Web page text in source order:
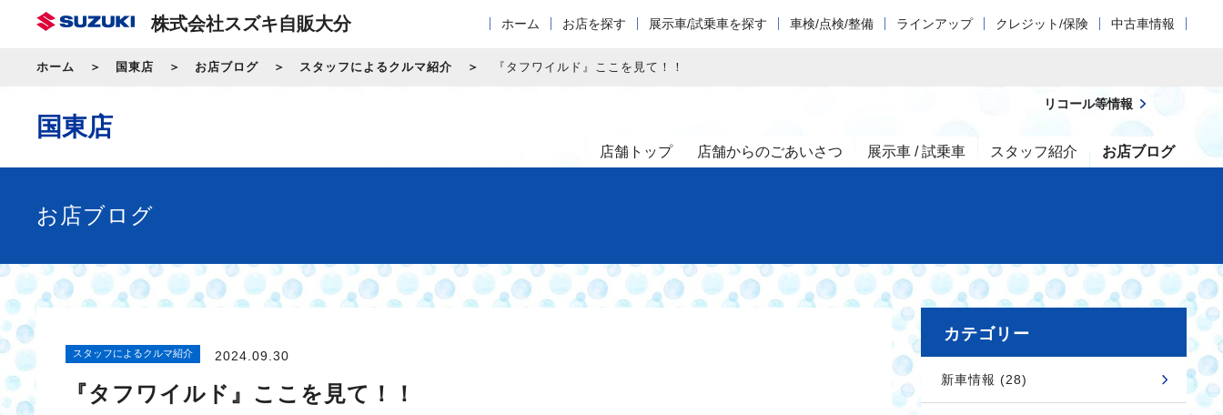
株式会社スズキ自販大分 ホーム お店を探す 展示車/試乗車を探す 車検/点検/整備 ラインアップ クレジット/保険 中古車情報
ホーム 国東店 お店ブログ スタッフによるクルマ紹介 『タフワイルド』ここを見て！！
国東店
店舗トップ 店舗からのごあいさつ 展示車 / 試乗車 スタッフ紹介 お店ブログ
リコール等情報
お店ブログ
スタッフによるクルマ紹介 2024.09.30
『タフワイルド』ここを見て！！
カテゴリー
新車情報 (28)